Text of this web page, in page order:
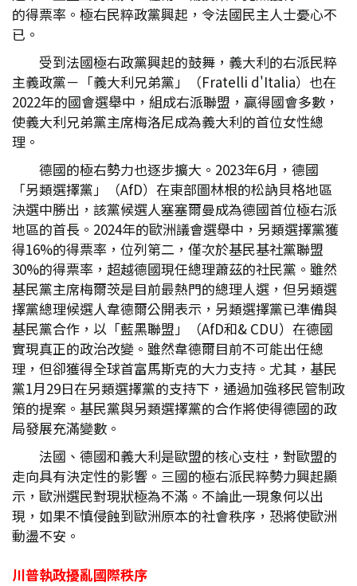
的得票率。極右民粹政黨興起，令法國民主人士憂心不
已。
受到法國極右政黨興起的鼓舞，義大利的右派民粹
主義政黨－「義大利兄弟黨」（Fratelli d'Italia）也在
2022年的國會選舉中，組成右派聯盟，贏得國會多數，
使義大利兄弟黨主席梅洛尼成為義大利的首位女性總
理。
德國的極右勢力也逐步擴大。2023年6月，德國
「另類選擇黨」（AfD）在東部圖林根的松訥貝格地區
決選中勝出，該黨候選人塞塞爾曼成為德國首位極右派
地區的首長。2024年的歐洲議會選舉中，另類選擇黨獲
得16%的得票率，位列第二，僅次於基民基社黨聯盟
30%的得票率，超越德國現任總理蕭茲的社民黨。雖然
基民黨主席梅爾茨是目前最熱門的總理人選，但另類選
擇黨總理候選人韋德爾公開表示，另類選擇黨已準備與
基民黨合作，以「藍黑聯盟」（AfD和& CDU）在德國
實現真正的政治改變。雖然韋德爾目前不可能出任總
理，但卻獲得全球首富馬斯克的大力支持。尤其，基民
黨1月29日在另類選擇黨的支持下，通過加強移民管制政
策的提案。基民黨與另類選擇黨的合作將使得德國的政
局發展充滿變數。
法國、德國和義大利是歐盟的核心支柱，對歐盟的
走向具有決定性的影響。三國的極右派民粹勢力興起顯
示，歐洲選民對現狀極為不滿。不論此一現象何以出
現，如果不慎侵蝕到歐洲原本的社會秩序，恐將使歐洲
動盪不安。
川普執政擾亂國際秩序